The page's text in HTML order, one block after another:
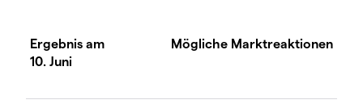
Ergebnis am
10. Juni
Mögliche Marktreaktionen